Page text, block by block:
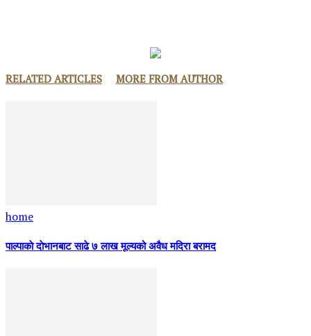
RELATED ARTICLES MORE FROM AUTHOR
home
पाल्पाकाे दाेभानबाट साढे ७ लाख मूल्यको अवैध मदिरा बरामद